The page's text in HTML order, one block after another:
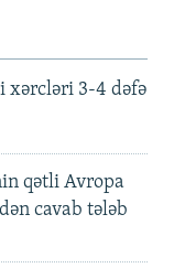
3-4 dəfə
qətli Avropa
cavab tələb